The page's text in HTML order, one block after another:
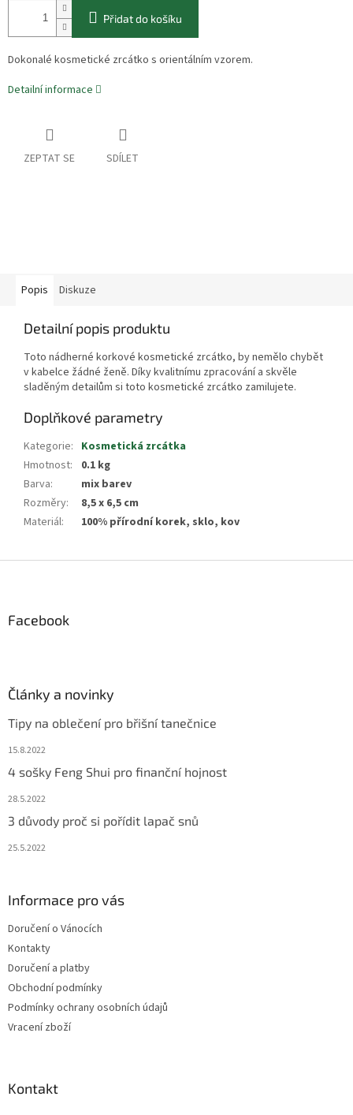
Přidat do košíku
Dokonalé kosmetické zrcátko s orientálním vzorem.
Detailní informace
ZEPTAT SE SDÍLET
Popis Diskuze
Detailní popis produktu
Toto nádherné korkové kosmetické zrcátko, by nemělo chybět
v kabelce žádné ženě. Díky kvalitnímu zpracování a skvěle
sladěným detailům si toto kosmetické zrcátko zamilujete.
Doplňkové parametry
Kategorie: Kosmetická zrcátka
Hmotnost:
0.1 kg
Barva:
mix barev
Rozměry:
8,5 x 6,5 cm
Materiál: 100% přírodní korek, sklo, kov
Facebook
Články a novinky
Tipy na oblečení pro břišní tanečnice
15.8.2022
4 sošky Feng Shui pro finanční hojnost
28.5.2022
3 důvody proč si pořídit lapač snů
25.5.2022
Informace pro vás
Doručení o Vánocích
Kontakty
Doručení a platby
Obchodní podmínky
Podmínky ochrany osobních údajů
Vracení zboží
Kontakt